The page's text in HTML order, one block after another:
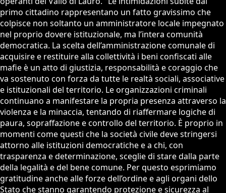
primo cittadino rappresentano un fatto gravissimo che
colpisce non soltanto un amministratore locale impegnato
nel proprio dovere istituzionale, ma l’intera comunità
democratica. La scelta dell’amministrazione comunale di
acquisire e restituire alla collettività i beni confiscati alle
mafie è un atto di giustizia, responsabilità e coraggio che
va sostenuto con forza da tutte le realtà sociali, associative
e istituzionali del territorio. Le organizzazioni criminali
continuano a manifestare la propria presenza attraverso la
violenza e la minaccia, tentando di riaffermare logiche di
paura, sopraffazione e controllo del territorio. È proprio in
momenti come questi che la società civile deve stringersi
attorno alle istituzioni democratiche e a chi, con
trasparenza e determinazione, sceglie di stare dalla parte
della legalità e del bene comune. Per questo esprimiamo
gratitudine anche alle forze dell’ordine e agli organi dello
Stato che stanno garantendo protezione e sicurezza al